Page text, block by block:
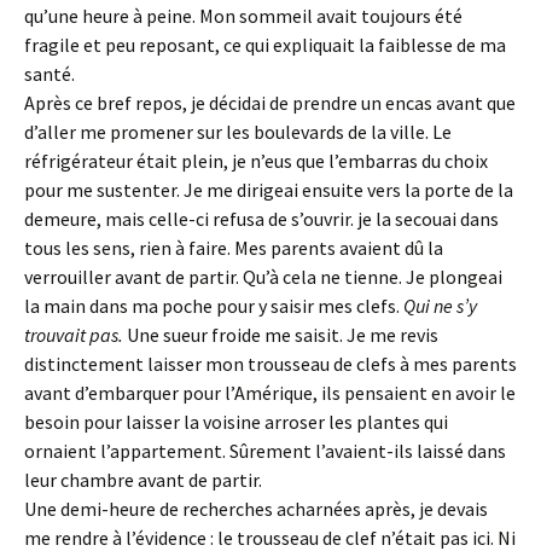
qu’une heure à peine. Mon sommeil avait toujours été
fragile et peu reposant, ce qui expliquait la faiblesse de ma
santé.
Après ce bref repos, je décidai de prendre un encas avant que
d’aller me promener sur les boulevards de la ville. Le
réfrigérateur était plein, je n’eus que l’embarras du choix
pour me sustenter. Je me dirigeai ensuite vers la porte de la
demeure, mais celle-ci refusa de s’ouvrir. je la secouai dans
tous les sens, rien à faire. Mes parents avaient dû la
verrouiller avant de partir. Qu’à cela ne tienne. Je plongeai
la main dans ma poche pour y saisir mes clefs. Qui ne s’y
trouvait pas. Une sueur froide me saisit. Je me revis
distinctement laisser mon trousseau de clefs à mes parents
avant d’embarquer pour l’Amérique, ils pensaient en avoir le
besoin pour laisser la voisine arroser les plantes qui
ornaient l’appartement. Sûrement l’avaient-ils laissé dans
leur chambre avant de partir.
Une demi-heure de recherches acharnées après, je devais
me rendre à l’évidence : le trousseau de clef n’était pas ici. Ni